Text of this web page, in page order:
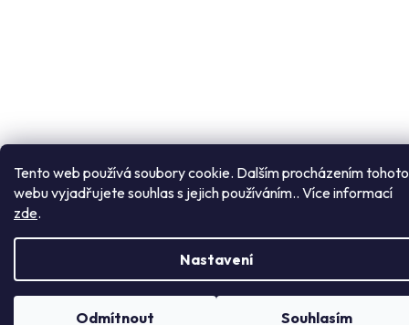
Tento web používá soubory cookie. Dalším procházením tohoto
webu vyjadřujete souhlas s jejich používáním.. Více informací
zde.
Nastavení
Odmítnout Souhlasím
Přejít